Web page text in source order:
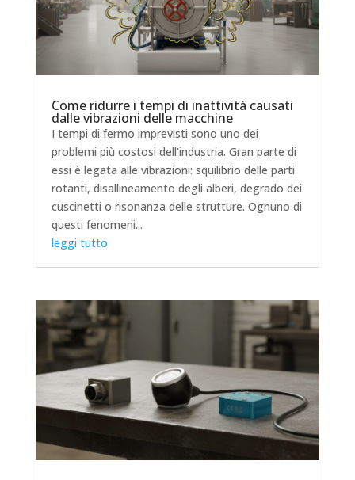
Come ridurre i tempi di inattività causati
dalle vibrazioni delle macchine
I tempi di fermo imprevisti sono uno dei
problemi più costosi dell'industria. Gran parte di
essi è legata alle vibrazioni: squilibrio delle parti
rotanti, disallineamento degli alberi, degrado dei
cuscinetti o risonanza delle strutture. Ognuno di
questi fenomeni...
leggi tutto